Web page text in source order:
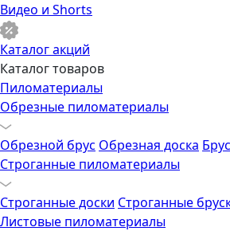
Видео и Shorts
Каталог акций
Каталог товаров
Пиломатериалы
Обрезные пиломатериалы
Обрезной брус Обрезная доска
Строганные пиломатериалы
Строганные доски Строганные
Листовые пиломатериалы